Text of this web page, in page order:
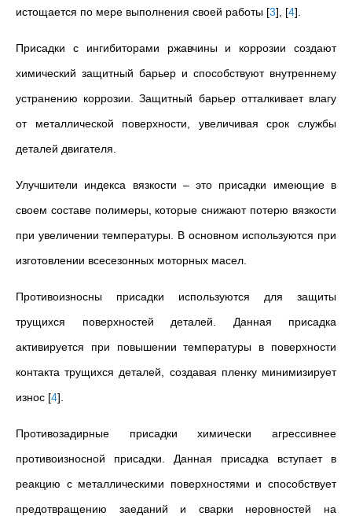
истощается по мере выполнения своей работы [3] [4]
Присадки с ингибиторами ржавчины и коррозии создают
химический защитный барьер и способствуют внутреннему
устранению коррозии. Защитный барьер отталкивает влагу
от металлической поверхности, увеличивая срок службы
деталей двигателя.
Улучшители индекса вязкости – это присадки имеющие в
своем составе полимеры, которые снижают потерю вязкости
при увеличении температуры. В основном используются при
изготовлении всесезонных моторных масел.
Противоизносны присадки используются для защиты
трущихся поверхностей деталей. Данная присадка
активируется при повышении температуры в поверхности
контакта трущихся деталей, создавая пленку минимизирует
износ [4]
Противозадирные присадки химически агрессивнее
противоизносной присадки. Данная присадка вступает в
реакцию с металлическими поверхностями и способствует
предотвращению заеданий и сварки неровностей на